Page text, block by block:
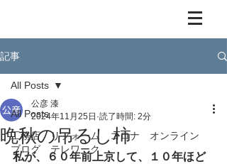
記事
All Posts
工務店 リフォーム コロナ オンライン
ブログ テレワーク
All Posts
晩秋の吊るし柿
公彦 漆
2024年11月25日 読了時間: 2分
私が、６０年前上京して、１０年ほど